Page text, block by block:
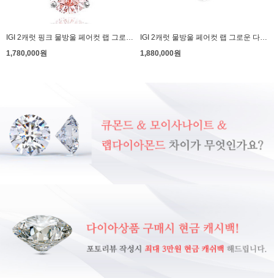
IGI 2캐럿 핑크 물방울 페어컷 랩 그로운 다이아몬드 다이아 목걸이 베르나
1,780,000원
IGI 2캐럿 물방울 페어컷 랩 그로운 다이아몬드 다이아 반지 조안나
1,880,000원